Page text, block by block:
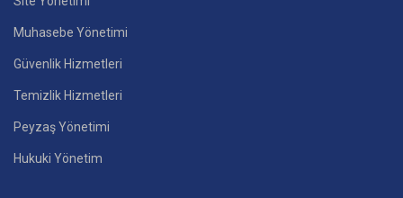
Muhasebe Yönetimi
Güvenlik Hizmetleri
Temizlik Hizmetleri
Peyzaş Yönetimi
Hukuki Yönetim